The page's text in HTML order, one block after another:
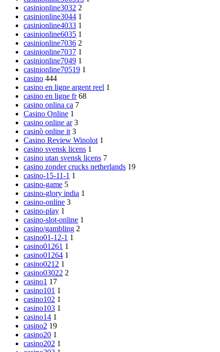
casinionline3032 2
casinionline3044 1
casinionline4033 1
casinionline6035 1
casinionline7036 2
casinionline7037 1
casinionline7049 1
casinionline70519 1
casino 444
casino en ligne argent reel 1
casino en ligne fr 68
casino onlina ca 7
Casino Online 1
casino online ar 3
casinò online it 3
Casino Review Winolot 1
casino svensk licens 1
casino utan svensk licens 7
casino zonder crucks netherlands 19
casino-15-11-1 1
casino-game 5
casino-glory india 1
casino-online 3
casino-play 1
casino-slot-online 1
casino/gambling 2
casino01-12-1 1
casino01261 1
casino01264 1
casino0212 1
casino03022 2
casino1 17
casino101 1
casino102 1
casino103 1
casino14 1
casino2 19
casino20 1
casino202 1